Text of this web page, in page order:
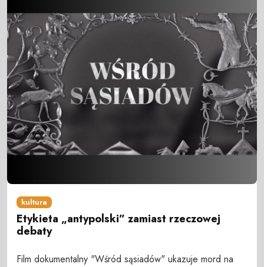
kultura
Etykieta „antypolski” zamiast rzeczowej
debaty
Film dokumentalny "Wśród sąsiadów" ukazuje mord na